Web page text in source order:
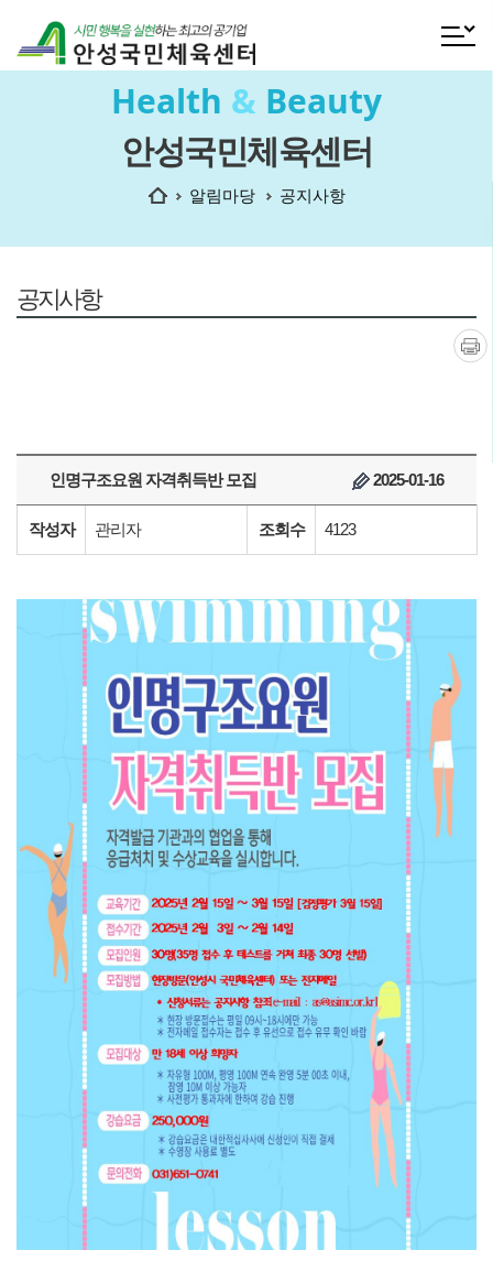
전체메
Health & Beauty
안성국민체육센터
홈 알림마당 공지사항
공지사항
인쇄
인명구조요원 자격취득반 모집 2025-01-16
작성자 관리자 조회수 4123